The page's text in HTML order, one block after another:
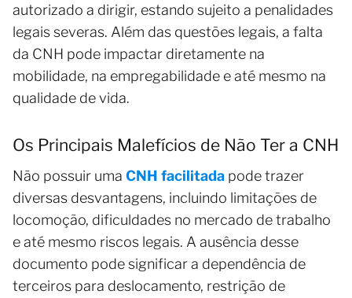
autorizado a dirigir, estando sujeito a penalidades
legais severas. Além das questões legais, a falta
da CNH pode impactar diretamente na
mobilidade, na empregabilidade e até mesmo na
qualidade de vida.
Os Principais Malefícios de Não Ter a CNH
Não possuir uma CNH facilitada pode trazer
diversas desvantagens, incluindo limitações de
locomoção, dificuldades no mercado de trabalho
e até mesmo riscos legais. A ausência desse
documento pode significar a dependência de
terceiros para deslocamento, restrição de